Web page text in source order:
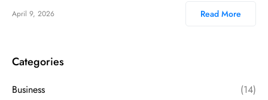
April 9, 2026 Read More
Categories
Business
(14)